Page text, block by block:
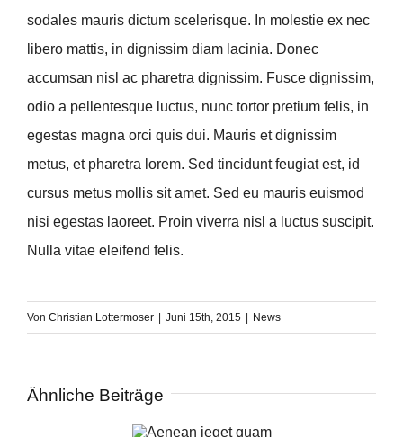
sodales mauris dictum scelerisque. In molestie ex nec
libero mattis, in dignissim diam lacinia. Donec
accumsan nisl ac pharetra dignissim. Fusce dignissim,
odio a pellentesque luctus, nunc tortor pretium felis, in
egestas magna orci quis dui. Mauris et dignissim
metus, et pharetra lorem. Sed tincidunt feugiat est, id
cursus metus mollis sit amet. Sed eu mauris euismod
nisi egestas laoreet. Proin viverra nisl a luctus suscipit.
Nulla vitae eleifend felis.
Von Christian Lottermoser Juni 15th, 2015 News
Ähnliche Beiträge